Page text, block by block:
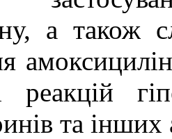
а також
та інших